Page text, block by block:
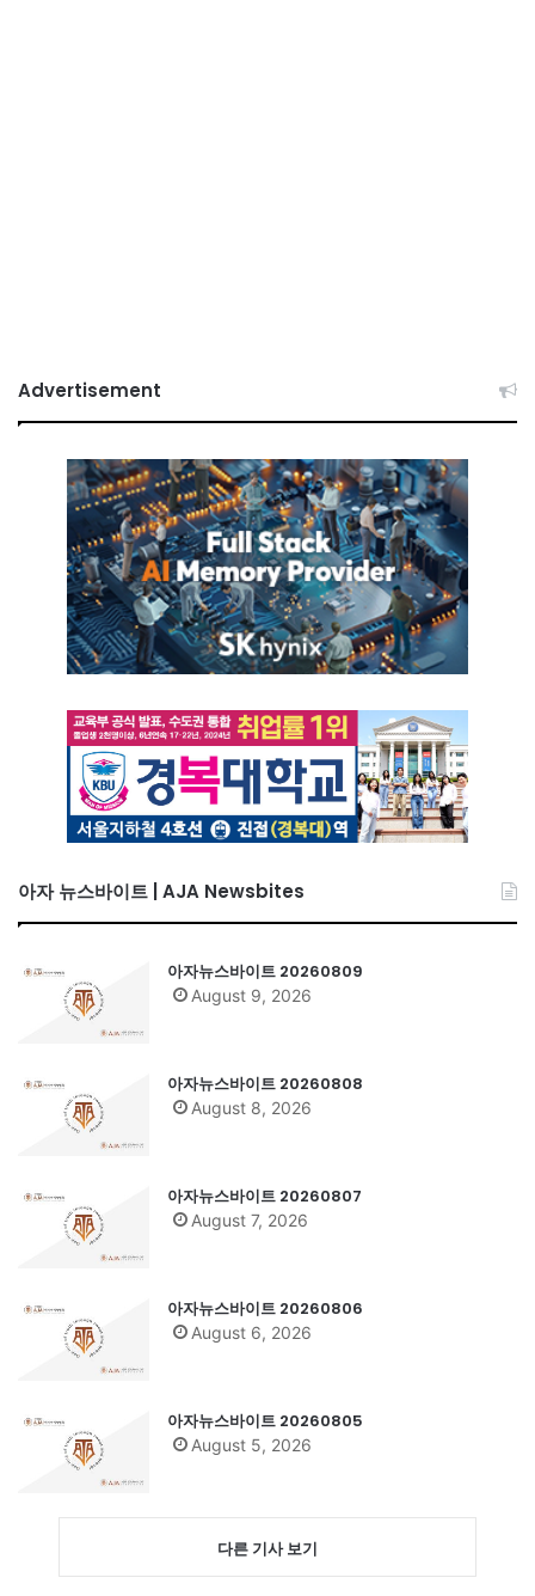
Advertisement
아자 뉴스바이트 | AJA Newsbites
아자뉴스바이트 20260809
August 9, 2026
아자뉴스바이트 20260808
August 8, 2026
아자뉴스바이트 20260807
August 7, 2026
아자뉴스바이트 20260806
August 6, 2026
아자뉴스바이트 20260805
August 5, 2026
다른 기사 보기